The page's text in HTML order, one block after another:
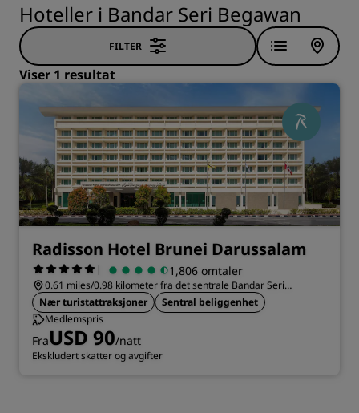
Hoteller i Bandar Seri Begawan
FILTER
Viser 1 resultat
Radisson Hotel Brunei Darussalam
| 1,806 omtaler
0.61 miles/0.98 kilometer fra det sentrale Bandar Seri
Begawan
Nær turistattraksjoner
Sentral beliggenhet
Medlemspris
FraUSD 90/natt
Ekskludert skatter og avgifter